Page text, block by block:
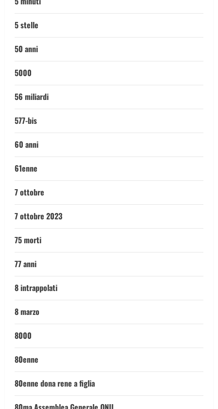
5 stelle
50 anni
5000
56 miliardi
577-bis
60 anni
61enne
7 ottobre
7 ottobre 2023
75 morti
77 anni
8 intrappolati
8 marzo
8000
80enne
80enne dona rene a figlia